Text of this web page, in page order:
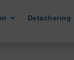
Detachering